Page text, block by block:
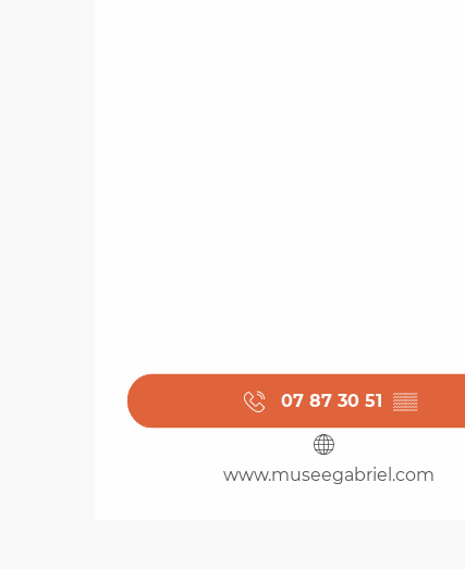
07 87 30 51 ▒▒
www.museegabriel.com